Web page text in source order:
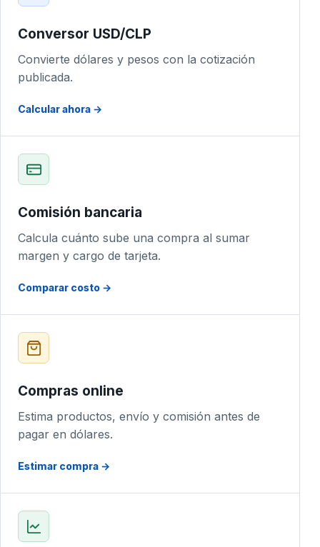
Conversor USD/CLP
Convierte dólares y pesos con la cotización
publicada.
Calcular ahora →
Comisión bancaria
Calcula cuánto sube una compra al sumar
margen y cargo de tarjeta.
Comparar costo →
Compras online
Estima productos, envío y comisión antes de
pagar en dólares.
Estimar compra →